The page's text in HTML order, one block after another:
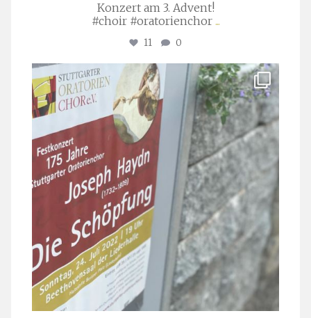
Konzert am 3. Advent!
#choir #oratorienchor ...
11 0
stuttgarter_oratorienchor
Juli 23